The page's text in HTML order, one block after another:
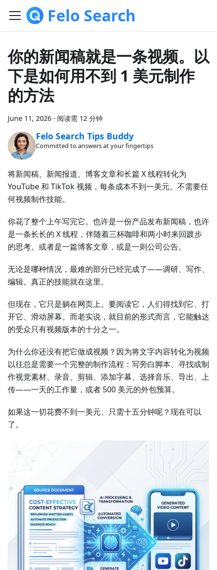
Felo Search
你的新闻稿就是一条视频。以
下是如何用不到 1 美元制作
的方法
June 11, 2026 · 阅读需 12 分钟
Felo Search Tips Buddy
Committed to answers at your fingertips
将新闻稿、新闻报道、博客文章和长篇 X 线程转化为
YouTube 和 TikTok 视频，每条成本不到一美元。不需要任
何视频制作技能。
你花了整个上午写完它。也许是一份产品发布新闻稿，也许
是一条长长的 X 线程，伴随着三杯咖啡和两小时来回踱步
的思考。或者是一篇博客文章，或是一则公司公告。
无论是哪种情况，最难的部分已经完成了——调研、写作、
编辑。真正的技能就在这里。
但现在，它只是躺在网页上。要阅读它，人们得找到它、打
开它、滑动屏幕。而老实说，就目前的形式而言，它能触达
的受众只有视频版本的十分之一。
为什么你还没有把它做成视频？因为将文字内容转化为视频
以往总是需要一个完整的制作流程：写旁白脚本、寻找或制
作视觉素材、录音、剪辑、添加字幕、选择音乐、导出、上
传——一天的工作量，或者 500 美元的外包预算。
如果这一切花费不到一美元、只需十五分钟呢？现在可以
了。